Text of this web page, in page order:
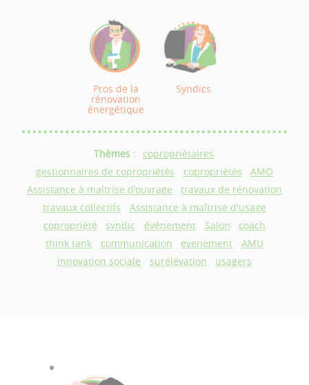
Pros de la
rénovation
énergétique
Syndics
Thèmes :
copropriétaires
gestionnaires de copropriétés
copropriétés
AMO
Assistance à maîtrise d'ouvrage
travaux de rénovation
travaux collectifs
Assistance à maîtrise d'usage
copropriété
syndic événement Salon
coach
think tank
communication evenement
AMU
innovation sociale
surélévation usagers